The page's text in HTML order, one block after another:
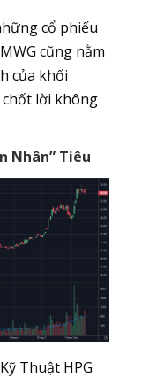
cổ phiếu
cũng nằm
của khối
lời không
Nhân” Tiêu
Thuật HPG